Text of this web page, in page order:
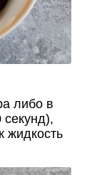
либо в
жидкость